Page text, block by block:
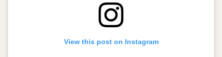
View this post on Instagram